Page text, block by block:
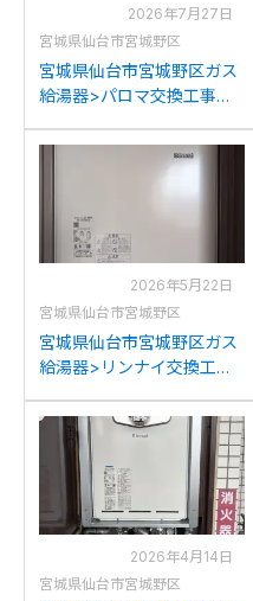
2026年7月27日
宮城県仙台市宮城野区
宮城県仙台市宮城野区ガス
給湯器>パロマ交換工事施
S1610ATLからパロマFH-
S1614SATLへの交換
2026年5月22日
宮城県仙台市宮城野区
宮城県仙台市宮城野区ガス
給湯器>リンナイ交換工事
TOTORGE16CV1-Uからリ
ンナイRUF-A1615SAB(C)へ
の交換
2026年4月14日
宮城県仙台市宮城野区